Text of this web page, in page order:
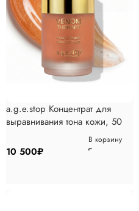
a.g.e.stop Концентрат для
выравнивания тона кожи, 50
10 500₽
В корзину